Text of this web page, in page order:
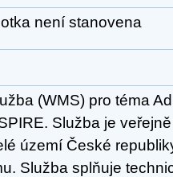
není stanovena
(WMS) pro téma
Služba je
území České
Služba splňuje